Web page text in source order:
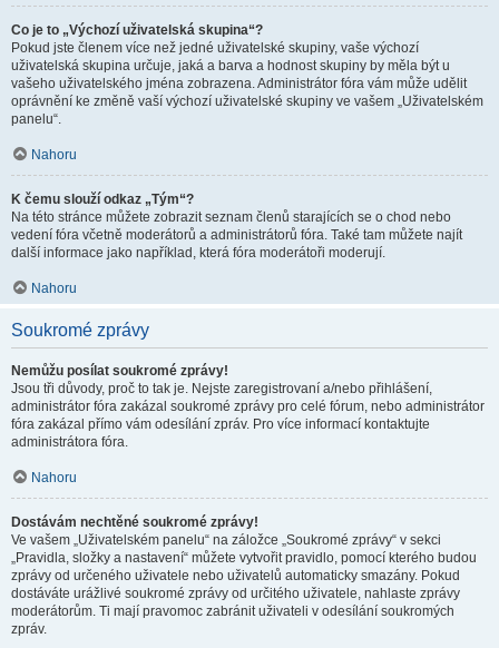
Co je to „Výchozí uživatelská skupina“?
Pokud jste členem více než jedné uživatelské skupiny, vaše výchozí
uživatelská skupina určuje, jaká a barva a hodnost skupiny by měla být u
vašeho uživatelského jména zobrazena. Administrátor fóra vám může udělit
oprávnění ke změně vaší výchozí uživatelské skupiny ve vašem „Uživatelském
panelu“.
Nahoru
K čemu slouží odkaz „Tým“?
Na této stránce můžete zobrazit seznam členů starajících se o chod nebo
vedení fóra včetně moderátorů a administrátorů fóra. Také tam můžete najít
další informace jako například, která fóra moderátoři moderují.
Nahoru
Soukromé zprávy
Nemůžu posílat soukromé zprávy!
Jsou tři důvody, proč to tak je. Nejste zaregistrovaní a/nebo přihlášení,
administrátor fóra zakázal soukromé zprávy pro celé fórum, nebo administrátor
fóra zakázal přímo vám odesílání zpráv. Pro více informací kontaktujte
administrátora fóra.
Nahoru
Dostávám nechtěné soukromé zprávy!
Ve vašem „Uživatelském panelu“ na záložce „Soukromé zprávy“ v sekci
„Pravidla, složky a nastavení“ můžete vytvořit pravidlo, pomocí kterého budou
zprávy od určeného uživatele nebo uživatelů automaticky smazány. Pokud
dostáváte urážlivé soukromé zprávy od určitého uživatele, nahlaste zprávy
moderátorům. Ti mají pravomoc zabránit uživateli v odesílání soukromých
zpráv.